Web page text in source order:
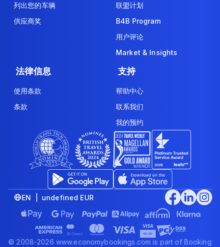
列出您的车辆
供应商奖
联盟计划
B4B Program
用户评论
Market & Insights
法律信息
使用条款
条款
支持
帮助中心
联系我们
我的预约
EN | undefined EUR
© 2008-2026 www.economybookings.com is part of Booking